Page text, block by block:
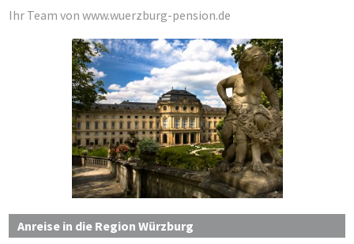
Ihr Team von www.wuerzburg-pension.de
Anreise in die Region Würzburg